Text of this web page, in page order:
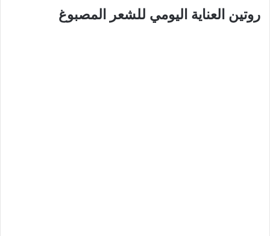
روتين العناية اليومي للشعر المصبوغ